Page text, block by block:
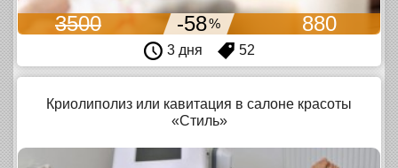
3500 -58% 880
3 дня 52
Криолиполиз или кавитация в салоне красоты
«Стиль»